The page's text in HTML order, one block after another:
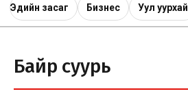
Эдийн засаг Бизнес Уул уурхай
Байр суурь